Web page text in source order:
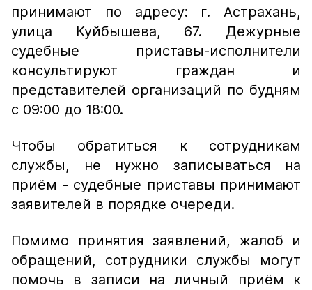
принимают по адресу: г. Астрахань,
улица Куйбышева, 67. Дежурные
судебные приставы-исполнители
консультируют граждан и
представителей организаций по будням
с 09:00 до 18:00.
Чтобы обратиться к сотрудникам
службы, не нужно записываться на
приём - судебные приставы принимают
заявителей в порядке очереди.
Помимо принятия заявлений, жалоб и
обращений, сотрудники службы могут
помочь в записи на личный приём к